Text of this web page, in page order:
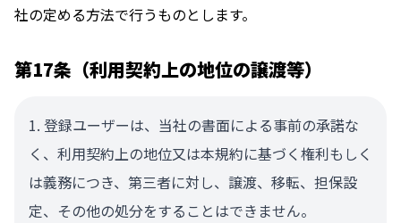
社の定める方法で行うものとします。
第17条（利用契約上の地位の譲渡等）
登録ユーザーは、当社の書面による事前の承諾な
く、利用契約上の地位又は本規約に基づく権利もしく
は義務につき、第三者に対し、譲渡、移転、担保設
定、その他の処分をすることはできません。